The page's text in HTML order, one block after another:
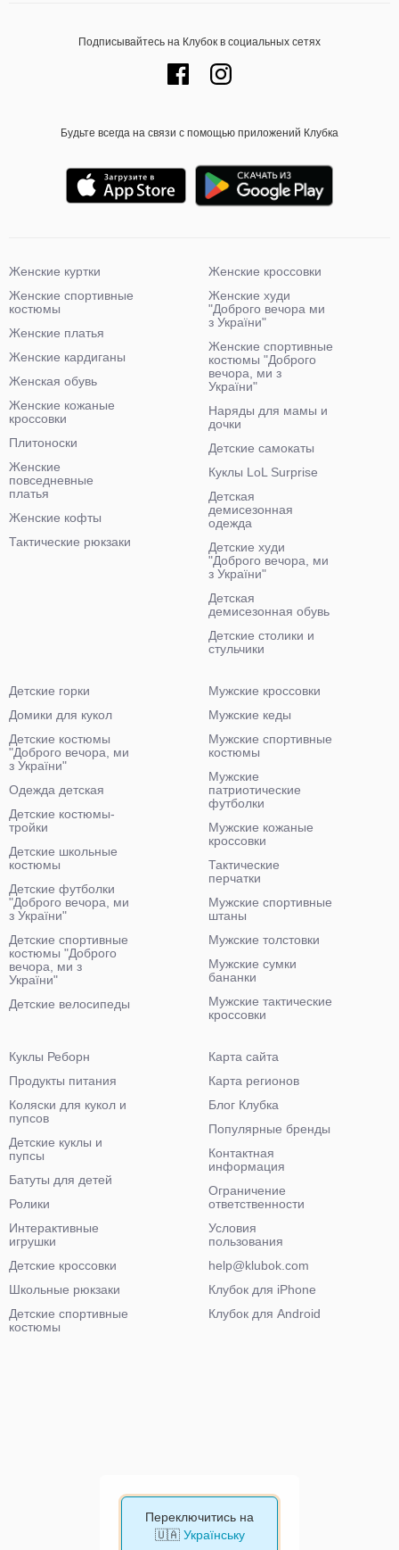
Подписывайтесь на Клубок в социальных сетях
Будьте всегда на связи с помощью приложений Клубка
Женские куртки
Женские спортивные
костюмы
Женские платья
Женские кардиганы
Женская обувь
Женские кожаные
кроссовки
Плитоноски
Женские
повседневные
платья
Женские кофты
Тактические рюкзаки
Женские кроссовки
Женские худи
"Доброго вечора ми
з України"
Женские спортивные
костюмы "Доброго
вечора, ми з
України"
Наряды для мамы и
дочки
Детские самокаты
Куклы LoL Surprise
Детская
демисезонная
одежда
Детские худи
"Доброго вечора, ми
з України"
Детская
демисезонная обувь
Детские столики и
стульчики
Детские горки
Домики для кукол
Детские костюмы
"Доброго вечора, ми
з України"
Одежда детская
Детские костюмы-
тройки
Детские школьные
костюмы
Детские футболки
"Доброго вечора, ми
з України"
Детские спортивные
костюмы "Доброго
вечора, ми з
України"
Детские велосипеды
Мужские кроссовки
Мужские кеды
Мужские спортивные
костюмы
Мужские
патриотические
футболки
Мужские кожаные
кроссовки
Тактические
перчатки
Мужские спортивные
штаны
Мужские толстовки
Мужские сумки
бананки
Мужские тактические
кроссовки
Куклы Реборн
Продукты питания
Коляски для кукол и
пупсов
Детские куклы и
пупсы
Батуты для детей
Ролики
Интерактивные
игрушки
Детские кроссовки
Школьные рюкзаки
Детские спортивные
костюмы
Карта сайта
Карта регионов
Блог Клубка
Популярные бренды
Контактная
информация
Ограничение
ответственности
Условия
пользования
help@klubok.com
Клубок для iPhone
Клубок для Android
Переключитись на
🇺🇦 Українську